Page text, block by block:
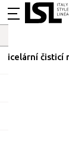
Micelární